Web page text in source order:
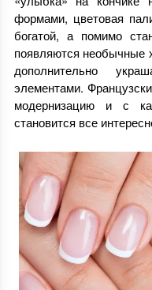
формами, цветовая
богатой, а помимо
появляются необычные
дополнительно
элементами.
модернизацию и с
становится все